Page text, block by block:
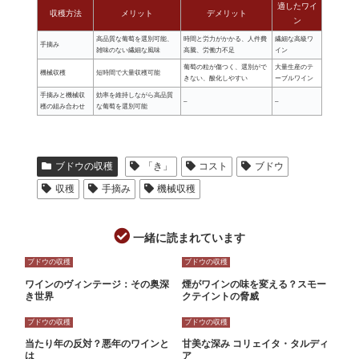
収穫方法 メリット デメリット
適したワイ
ン
手摘み
高品質な葡萄を選別可能、
雑味のない繊細な風味
時間と労力がかかる、人件費
高騰、労働力不足
繊細な高級ワ
イン
機械収穫 短時間で大量収穫可能
葡萄の粒が傷つく、選別がで
きない、酸化しやすい
大量生産のテ
ーブルワイン
手摘みと機械収
穫の組み合わせ
効率を維持しながら高品質
な葡萄を選別可能
– –
ブドウの収穫 「き」 コスト
ブドウ
収穫
手摘み 機械収穫
一緒に読まれています
ブドウの収穫
ワインのヴィンテージ：その奥深
き世界
ブドウの収穫
煙がワインの味を変える？スモー
クテイントの脅威
ブドウの収穫
当たり年の反対？悪年のワインと
は
ブドウの収穫
甘美な深み コリェイタ・タルディ
ア